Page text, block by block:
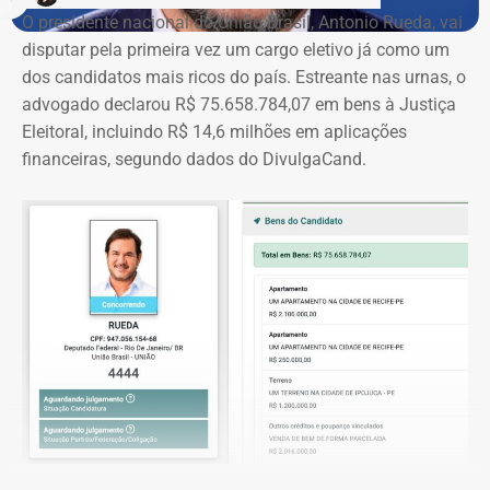
Deputado Fábio Silva em declaração de bens em 2026 — Foto:
O presidente nacional do União Brasil, Antonio Rueda, vai
disputar pela primeira vez um cargo eletivo já como um
dos candidatos mais ricos do país. Estreante nas urnas, o
advogado declarou R$ 75.658.784,07 em bens à Justiça
Eleitoral, incluindo R$ 14,6 milhões em aplicações
financeiras, segundo dados do DivulgaCand.